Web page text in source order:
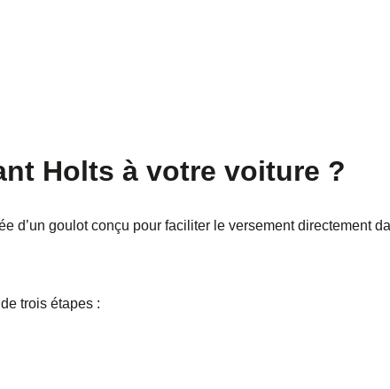
Holts à votre voiture ?
goulot conçu pour faciliter le versement directement
trois étapes :